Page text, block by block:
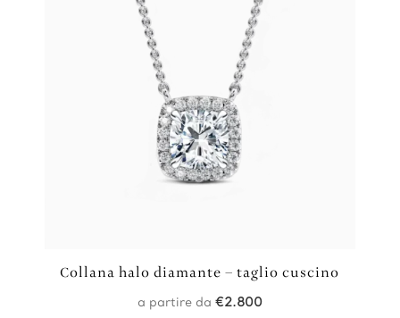
Collana halo diamante – taglio cuscino
a partire da €2.800